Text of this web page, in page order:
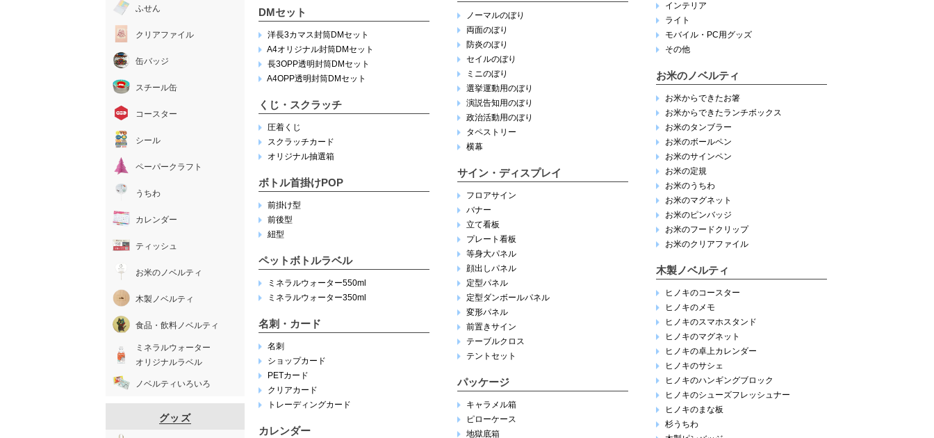
DMセット
洋長3カマス封筒DMセット
A4オリジナル封筒DMセット
長3OPP透明封筒DMセット
A4OPP透明封筒DMセット
くじ・スクラッチ
圧着くじ
スクラッチカード
オリジナル抽選箱
ボトル首掛けPOP
前掛け型
前後型
紐型
ペットボトルラベル
ミネラルウォーター550ml
ミネラルウォーター350ml
名刺・カード
名刺
ショップカード
PETカード
クリアカード
トレーディングカード
カレンダー
ノーマルのぼり
両面のぼり
防炎のぼり
セイルのぼり
ミニのぼり
選挙運動用のぼり
演説告知用のぼり
政治活動用のぼり
タペストリー
横幕
サイン・ディスプレイ
フロアサイン
バナー
立て看板
プレート看板
等身大パネル
顔出しパネル
定型パネル
定型ダンボールパネル
変形パネル
前置きサイン
テーブルクロス
テントセット
パッケージ
キャラメル箱
ピローケース
地獄底箱
インテリア
ライト
モバイル・PC用グッズ
その他
お米のノベルティ
お米からできたお箸
お米からできたランチボックス
お米のタンブラー
お米のボールペン
お米のサインペン
お米の定規
お米のうちわ
お米のマグネット
お米のピンバッジ
お米のフードクリップ
お米のクリアファイル
木製ノベルティ
ヒノキのコースター
ヒノキのメモ
ヒノキのスマホスタンド
ヒノキのマグネット
ヒノキの卓上カレンダー
ヒノキのサシェ
ヒノキのハンギングブロック
ヒノキのシューズフレッシュナー
ヒノキのまな板
杉うちわ
ふせん
クリアファイル
缶バッジ
スチール缶
コースター
シール
ペーパークラフト
うちわ
カレンダー
ティッシュ
お米のノベルティ
木製ノベルティ
食品・飲料ノベルティ
ミネラルウォーター
オリジナルラベル
ノベルティいろいろ
グッズ